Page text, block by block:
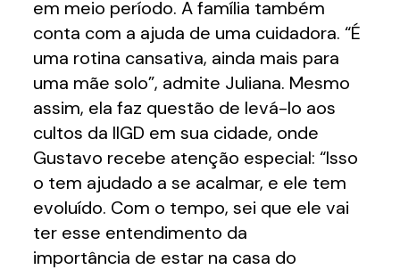
em meio período. A família também
conta com a ajuda de uma cuidadora. “É
uma rotina cansativa, ainda mais para
uma mãe solo”, admite Juliana. Mesmo
assim, ela faz questão de levá-lo aos
cultos da IIGD em sua cidade, onde
Gustavo recebe atenção especial: “Isso
o tem ajudado a se acalmar, e ele tem
evoluído. Com o tempo, sei que ele vai
ter esse entendimento da
importância de estar na casa do